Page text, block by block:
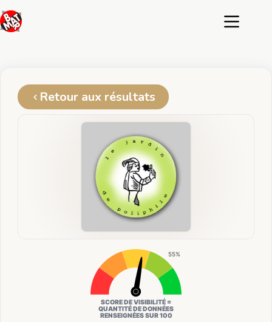
au
contenu
Retour aux résultats
55%
SCORE DE VISIBILITÉ =
QUANTITÉ DE DONNÉES
RENSEIGNÉES SUR 100